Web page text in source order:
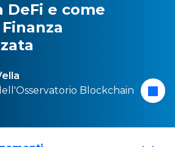
DeFi e come
Osservatorio Blockchain